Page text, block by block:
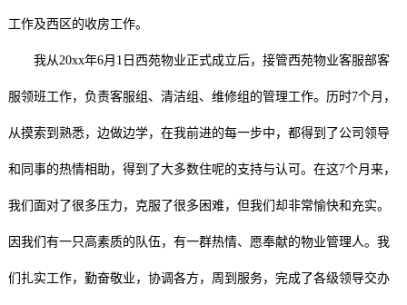
工作及西区的收房工作。
我从20xx年6月1日西苑物业正式成立后，接管西苑物业客服部客
服领班工作，负责客服组、清洁组、维修组的管理工作。历时7个月，
从摸索到熟悉，边做边学，在我前进的每一步中，都得到了公司领导
和同事的热情相助，得到了大多数住呢的支持与认可。在这7个月来，
我们面对了很多压力，克服了很多困难，但我们却非常愉快和充实。
因我们有一只高素质的队伍，有一群热情、愿奉献的物业管理人。我
们扎实工作，勤奋敬业，协调各方，周到服务，完成了各级领导交办